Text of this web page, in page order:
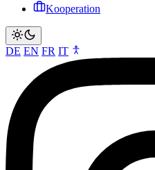
Kooperation
DE EN FR IT